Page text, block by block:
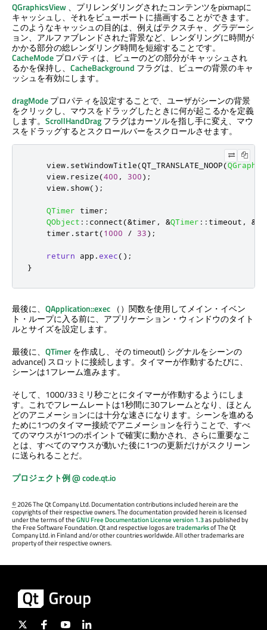
QGraphicsView、プリレンダリングされたコンテンツをpixmapに
キャッシュし、それをビューポートに描画することができます。
このようなキャッシュの目的は、例えばテクスチャ、グラデーシ
ョン、アルファブレンドされた背景など、レンダリングに時間が
かかる部分の総レンダリング時間を短縮することです。
CacheModeプロパティは、ビューのどの部分がキャッシュされ
るかを保持し、 CacheBackground フラグは、ビューの背景のキャ
ッシュを有効にします。
dragModeプロパティを設定することで、ユーザがシーンの背景
をクリックし、マウスをドラッグしたときに何が起こるかを定義
します。 ScrollHandDragフラグはカーソルを指し手に変え、マウ
スをドラッグするとスクロールバーをスクロールさせます。
    view
. setWindowTitle(QT_TRANSLATE_NOOP(
    view
. resize(400 , 300);
    view
. show();
QTimer timer ;
QObject :: connect(&timer , &QTimer :: timeout , &
    timer
. start(1000 / 33);
return app .exec();
}
最後に、 QApplication::exec （）関数を使用してメイン・イベン
ト・ループに入る前に、アプリケーション・ウィンドウのタイト
ルとサイズを設定します。
最後に、 QTimerを作成し、その timeout() シグナルをシーンの
advance() スロットに接続します。タイマーが作動するたびに、
シーンは1フレーム進みます。
そして、1000/33ミリ秒ごとにタイマーが作動するようにしま
す。これでフレームレートは1秒間に30フレームとなり、ほとん
どのアニメーションには十分な速さになります。シーンを進める
ために1つのタイマー接続でアニメーションを行うことで、すべ
てのマウスが1つのポイントで確実に動かされ、さらに重要なこ
とは、すべてのマウスが動いた後に1つの更新だけがスクリーン
に送られることだ。
プロジェクト例 @ code.qt.io
©2026 The Qt Company Ltd. Documentation contributions included herein are the
copyrights of their respective owners. The documentation provided herein is licensed
under the terms of theGNU Free Documentation License version 1.3as published by
the Free Software Foundation. Qt and respective logos aretrademarksof The Qt
Company Ltd. in Finland and/or other countries worldwide. All other trademarks are
property of their respective owners.